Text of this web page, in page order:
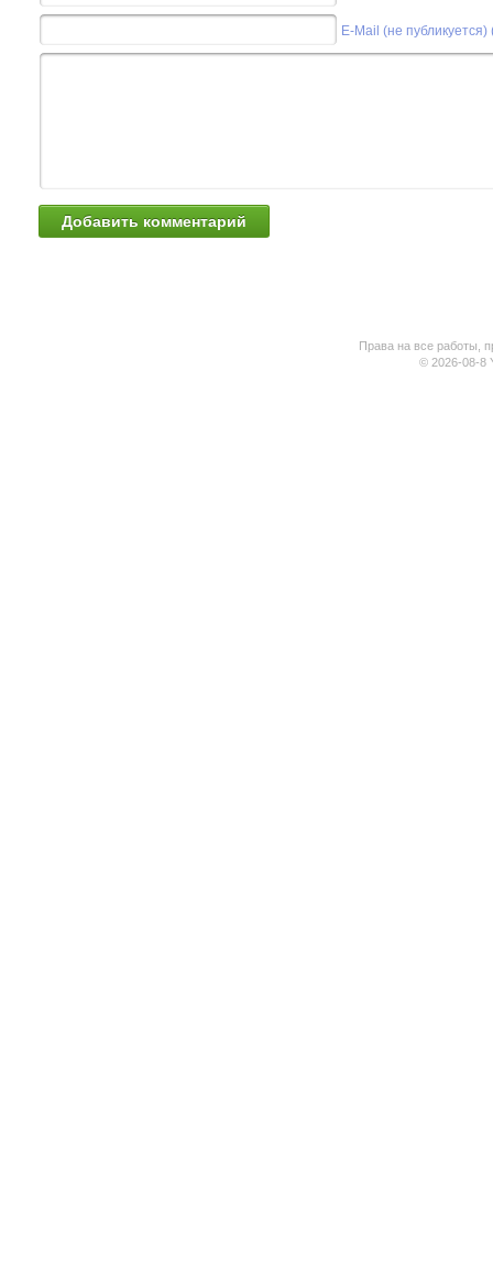
E-Mail (не
Права на все работы,
© 2026-08-8